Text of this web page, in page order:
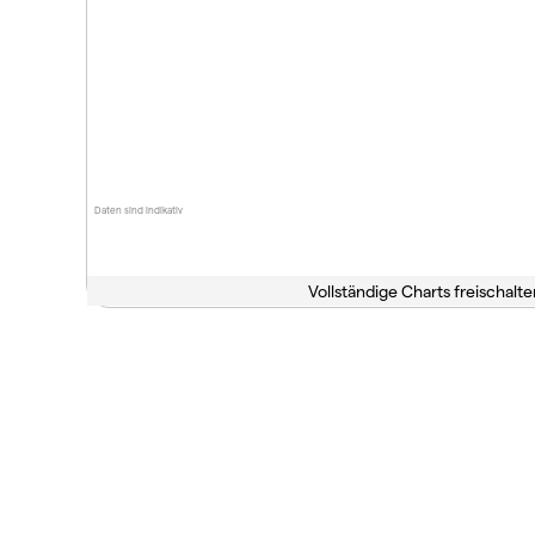
Daten sind indikativ
Vollständige Charts